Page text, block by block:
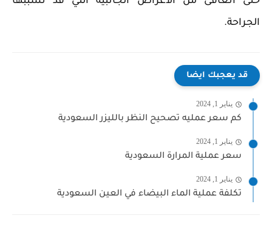
الجراحة.
قد يعجبك ايضا
يناير 1, 2024
كم سعر عمليه تصحيح النظر بالليزر السعودية
يناير 1, 2024
سعر عملية المرارة السعودية
يناير 1, 2024
تكلفة عملية الماء البيضاء في العين السعودية